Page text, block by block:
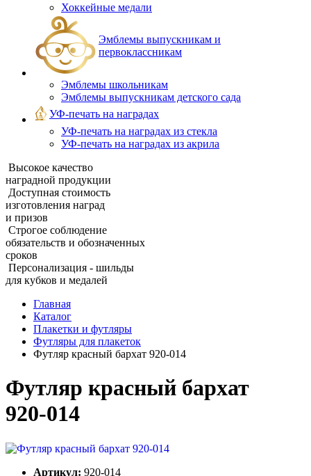
Хоккейные медали
Эмблемы выпускникам и
первоклассникам
Эмблемы школьникам
Эмблемы выпускникам детского сада
УФ-печать на наградах
УФ‑печать на наградах из стекла
УФ-печать на наградах из акрила
Высокое качество
наградной продукции
Доступная стоимость
изготовления наград
и призов
Строгое соблюдение
обязательств и обозначенных
сроков
Персонализация - шильды
для кубков и медалей
Главная
Каталог
Плакетки и футляры
Футляры для плакеток
Футляр красный бархат 920‑014
Футляр красный бархат
920‑014
Артикул: 920-014